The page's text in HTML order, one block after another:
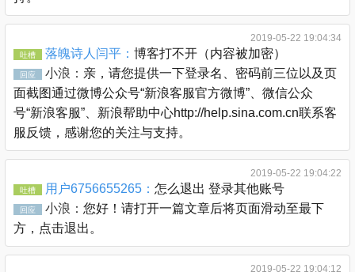
2019-05-22 19:04:34
吐槽 落魄诗人闫平： 博客打不开（内容被加密）
回应 小浪： 亲，请您提供一下登录名、密码前三位以及页
面截图通过微博公众号“新浪客服官方微博”、微信公众
号“新浪客服”、新浪帮助中心http://help.sina.com.cn联系客
服反馈，感谢您的关注与支持。
2019-05-22 19:04:22
吐槽 用户6756655265： 怎么退出 登录其他账号
回应 小浪： 您好！请打开一篇文章后将页面滑动至最下
方，点击退出。
2019-05-22 19:04:12